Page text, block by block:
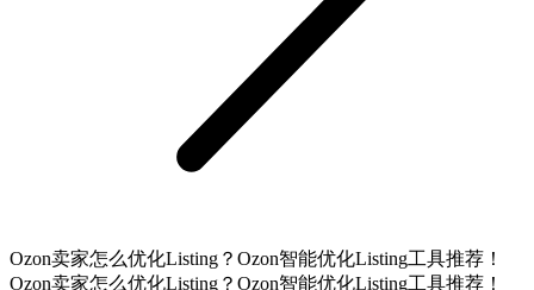
Ozon卖家怎么优化Listing？Ozon智能优化Listing工具推荐！
Ozon卖家怎么优化Listing？Ozon智能优化Listing工具推荐！